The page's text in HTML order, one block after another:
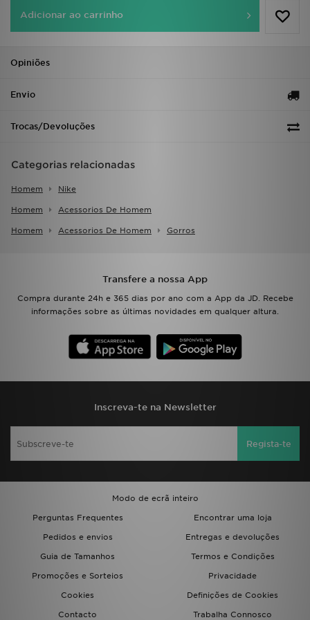
Adicionar ao carrinho
Opiniões
Envio
Trocas/Devoluções
Categorias relacionadas
Homem Nike
Homem Acessorios De Homem
Homem Acessorios De Homem Gorros
Transfere a nossa App
Compra durante 24h e 365 dias por ano com a App da JD. Recebe
informações sobre as últimas novidades em qualquer altura.
Inscreva-te na Newsletter
Regista-te
Modo de ecrã inteiro
Perguntas Frequentes
Encontrar uma loja
Pedidos e envios
Entregas e devoluções
Guia de Tamanhos
Termos e Condições
Promoções e Sorteios
Privacidade
Cookies
Definições de Cookies
Contacto
Trabalha Connosco